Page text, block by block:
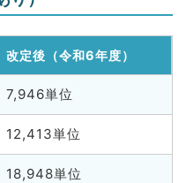
改定後（令和6年度）
7,946単位
12,413単位
18,948単位